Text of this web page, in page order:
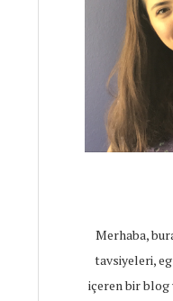
Merhaba,
tavsiyeleri,
içeren bir blog